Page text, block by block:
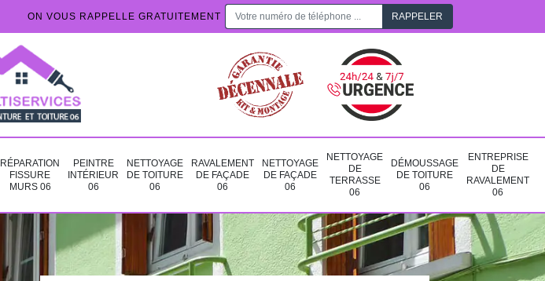
ON VOUS RAPPELLE GRATUITEMENT
RÉPARATION
FISSURE
MURS 06
PEINTRE
INTÉRIEUR
06
NETTOYAGE
DE TOITURE
06
RAVALEMENT
DE FAÇADE
06
NETTOYAGE
DE FAÇADE
06
NETTOYAGE
DE
TERRASSE
06
DÉMOUSSAGE
DE TOITURE
06
ENTREPRISE
DE
RAVALEMENT
06